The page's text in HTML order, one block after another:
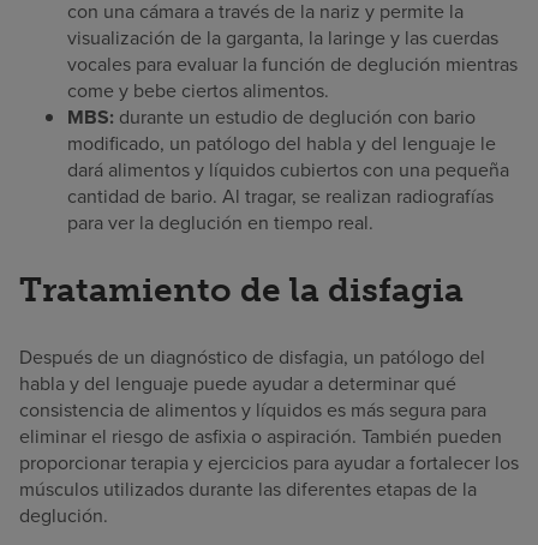
con una cámara a través de la nariz y permite la
visualización de la garganta, la laringe y las cuerdas
vocales para evaluar la función de deglución mientras
come y bebe ciertos alimentos.
MBS: durante un estudio de deglución con bario
modificado, un patólogo del habla y del lenguaje le
dará alimentos y líquidos cubiertos con una pequeña
cantidad de bario. Al tragar, se realizan radiografías
para ver la deglución en tiempo real.
Tratamiento de la disfagia
Después de un diagnóstico de disfagia, un patólogo del
habla y del lenguaje puede ayudar a determinar qué
consistencia de alimentos y líquidos es más segura para
eliminar el riesgo de asfixia o aspiración. También pueden
proporcionar terapia y ejercicios para ayudar a fortalecer los
músculos utilizados durante las diferentes etapas de la
deglución.